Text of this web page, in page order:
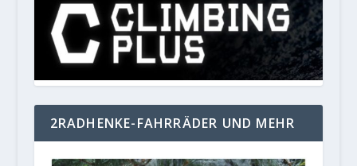
2RADHENKE-FAHRRÄDER UND MEHR